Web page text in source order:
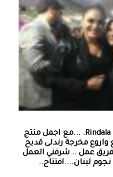
مؤمنة الشامي‏ مع ‏‎Rindala Kodeih‎‏. ...مع اجمل منتج
مخرجة رندلى قديح
عمل .. شرفني العمل
لبنان....افتتاح..